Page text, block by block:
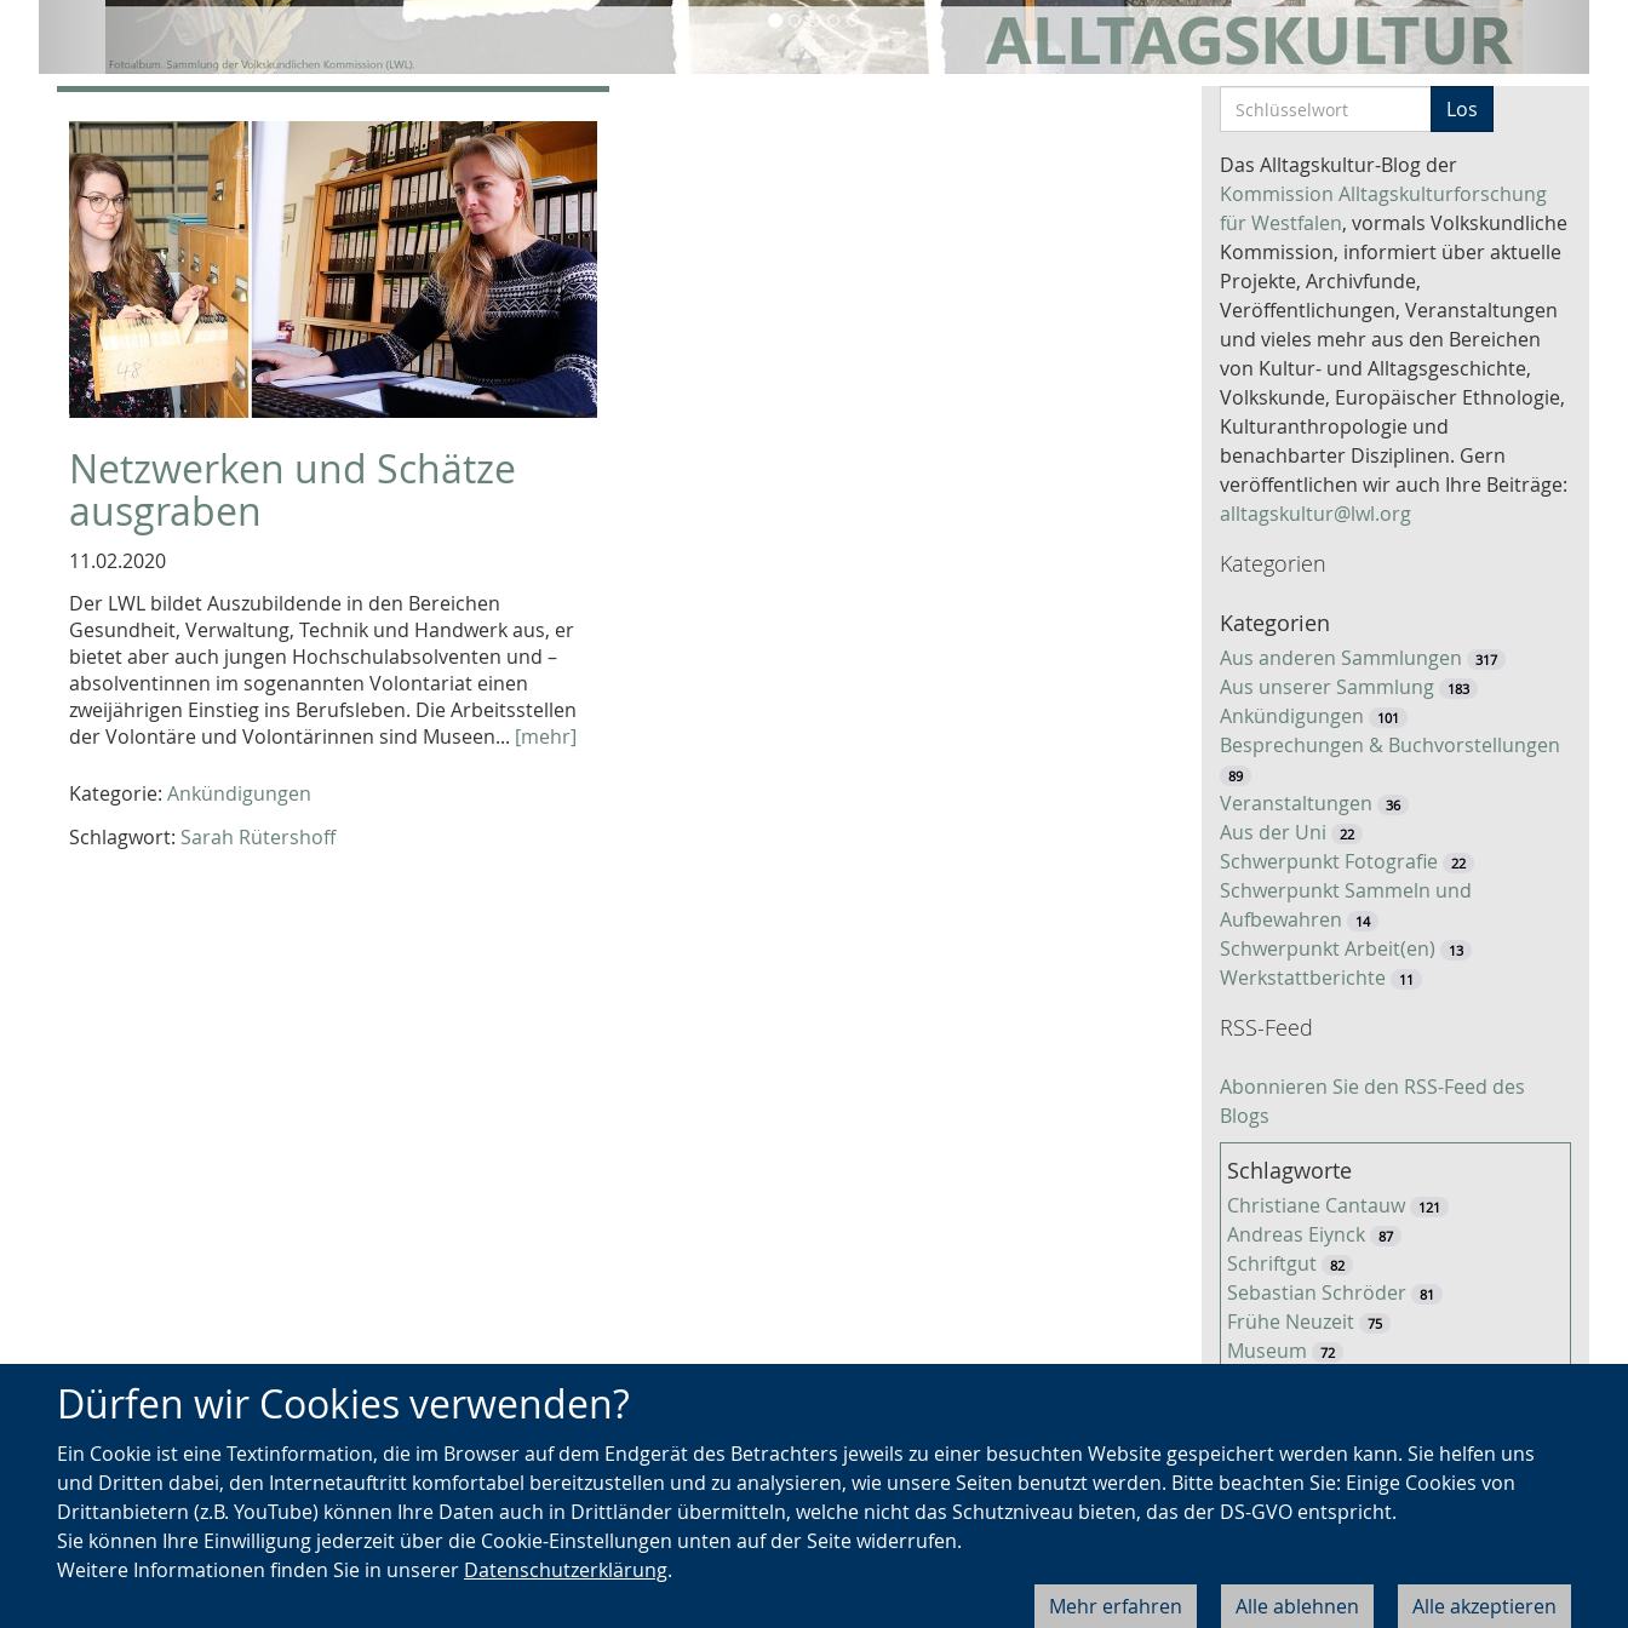
Dürfen wir Cookies verwenden?
Ein Cookie ist eine Textinformation, die im Browser auf dem Endgerät des Betrachters jeweils zu einer besuchten Website gespeichert werden kann. Sie helfen uns
und Dritten dabei, den Internetauftritt komfortabel bereitzustellen und zu analysieren, wie unsere Seiten benutzt werden. Bitte beachten Sie: Einige Cookies von
Drittanbietern (z.B. YouTube) können Ihre Daten auch in Drittländer übermitteln, welche nicht das Schutzniveau bieten, das der DS-GVO entspricht.
Sie können Ihre Einwilligung jederzeit über die Cookie-Einstellungen unten auf der Seite widerrufen.
Weitere Informationen finden Sie in unserer Datenschutzerklärung.
Alle akzeptieren
Alle ablehnen
Mehr erfahren
Netzwerken und Schätze
ausgraben
11.02.2020
Der LWL bildet Auszubildende in den Bereichen
Gesundheit, Verwaltung, Technik und Handwerk aus, er
bietet aber auch jungen Hochschulabsolventen und –
absolventinnen im sogenannten Volontariat einen
zweijährigen Einstieg ins Berufsleben. Die Arbeitsstellen
der Volontäre und Volontärinnen sind Museen... [mehr]
Kategorie: Ankündigungen
Schlagwort: Sarah Rütershoff
c
h
l
ü
s
s
e
l
w
o
r
t
-
S
c
e
Los
Das Alltagskultur-Blog der
Kommission Alltagskulturforschung
für Westfalen, vormals Volkskundliche
Kommission, informiert über aktuelle
Projekte, Archivfunde,
Veröffentlichungen, Veranstaltungen
und vieles mehr aus den Bereichen
von Kultur- und Alltagsgeschichte,
Volkskunde, Europäischer Ethnologie,
Kulturanthropologie und
benachbarter Disziplinen. Gern
veröffentlichen wir auch Ihre Beiträge:
alltagskultur@lwl.org
Kategorien
Kategorien
Aus anderen Sammlungen 317
Aus unserer Sammlung 183
Ankündigungen 101
Besprechungen & Buchvorstellungen
89
Veranstaltungen 36
Aus der Uni 22
Schwerpunkt Fotografie 22
Schwerpunkt Sammeln und
Aufbewahren
14
Schwerpunkt Arbeit(en) 13
Werkstattberichte 11
RSS-Feed
Abonnieren Sie den RSS-Feed des
Blogs
Schlagworte
Christiane Cantauw 121
Andreas Eiynck 87
Schriftgut 82
Sebastian Schröder 81
Frühe Neuzeit 75
Museum 72
Freizeit
Veröffentlichung
Niklas Regenbrecht
Tiere 38
Timo Luks 37
Barrierefreiheit Cookie-Einstellungen Datenschutz Impressum Kontakt About LWL